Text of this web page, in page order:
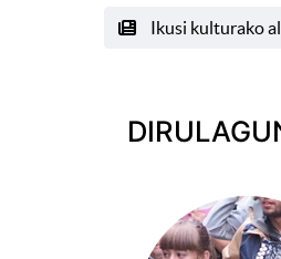
Ikusi kulturako